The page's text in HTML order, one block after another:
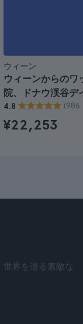
ウィーン
ウィーンからのワ
院、ドナウ渓谷デ
4.8 (986
¥22,253
界を巡る素敵な